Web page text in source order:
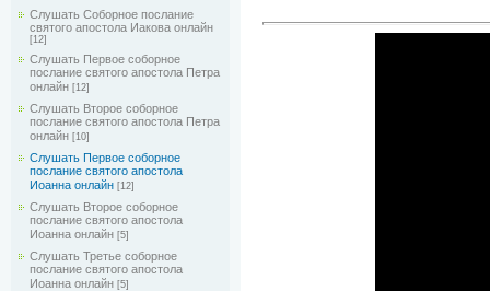
Слушать Соборное послание
святого апостола Иакова онлайн
[12]
Слушать Первое соборное
послание святого апостола Петра
онлайн [12]
Слушать Второе соборное
послание святого апостола Петра
онлайн [10]
Слушать Первое соборное
послание святого апостола
Иоанна онлайн [12]
Слушать Второе соборное
послание святого апостола
Иоанна онлайн [5]
Слушать Третье соборное
послание святого апостола
Иоанна онлайн [5]